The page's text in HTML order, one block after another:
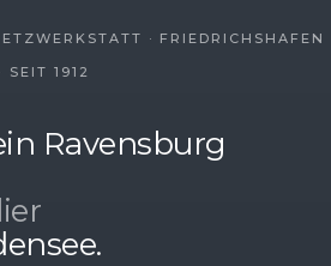
· FRIEDRICHSHAFEN
SEIT 1912
Ravensburg